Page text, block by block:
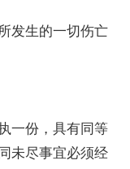
发生的一切伤亡
一份，具有同等
未尽事宜必须经